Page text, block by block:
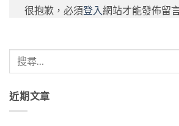
很抱歉，必須登入網站才能發佈留
近期文章